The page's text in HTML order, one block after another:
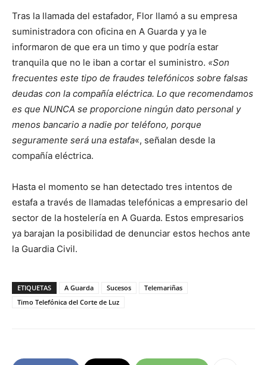
Tras la llamada del estafador, Flor llamó a su empresa
suministradora con oficina en A Guarda y ya le
informaron de que era un timo y que podría estar
tranquila que no le iban a cortar el suministro. «Son
frecuentes este tipo de fraudes telefónicos sobre falsas
deudas con la compañía eléctrica. Lo que recomendamos
es que NUNCA se proporcione ningún dato personal y
menos bancario a nadie por teléfono, porque
seguramente será una estafa«, señalan desde la
compañía eléctrica.
Hasta el momento se han detectado tres intentos de
estafa a través de llamadas telefónicas a empresario del
sector de la hostelería en A Guarda. Estos empresarios
ya barajan la posibilidad de denunciar estos hechos ante
la Guardia Civil.
ETIQUETAS A Guarda Sucesos
Telemariñas
Timo Telefónica del Corte de Luz